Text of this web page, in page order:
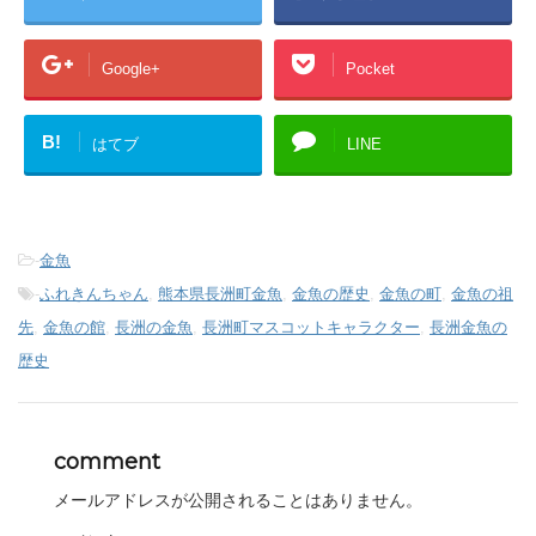
Google+ Pocket
B! はてブ LINE
-金魚
-ふれきんちゃん, 熊本県長洲町金魚, 金魚の歴史 , 金魚の町, 金魚の祖
先, 金魚の館, 長洲の金魚, 長洲町マスコットキャラクター, 長洲金魚の
歴史
comment
メールアドレスが公開されることはありません。